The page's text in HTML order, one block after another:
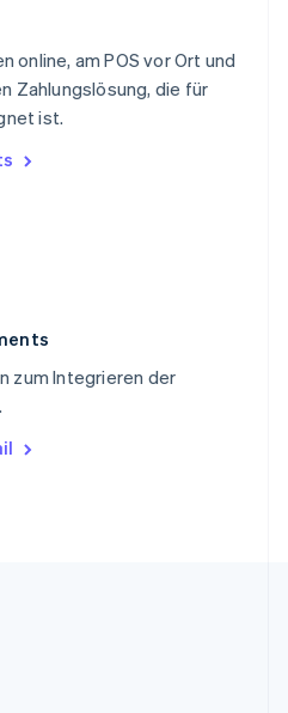
online, am POS vor Ort und
Zahlungslösung, die für
ist.
zum Integrieren der